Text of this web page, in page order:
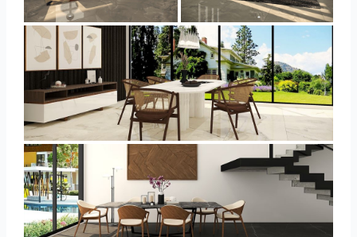
YUSMAN_LIVING YUSMAN_LIVING
YUSMAN_DINING